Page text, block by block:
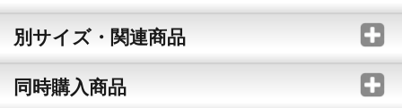
別サイズ・関連商品
同時購入商品